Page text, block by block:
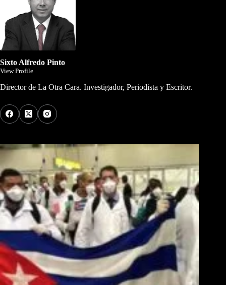
Sixto Alfredo Pinto
View Profile
Director de La Otra Cara. Investigador, Periodista y Escritor.